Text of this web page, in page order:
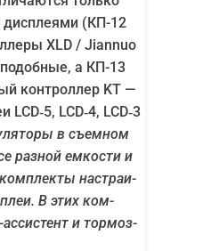
дис­пле­я­ми (КП-12
XLD / Jiannuo
а КП-13
кон­трол­лер KT —
LCD‑4, LCD‑3
в съем­ном
раз­ной емко­сти и
настра­и­
В этих ком­
и тор­моз­